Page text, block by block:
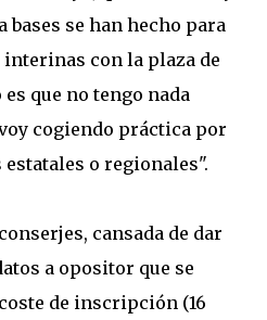
se han hecho para
interinas con la plaza de
que no tengo nada
cogiendo práctica por
o regionales".
cansada de dar
a opositor que se
de inscripción (16